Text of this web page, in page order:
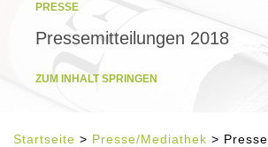
PRESSE
Pressemitteilungen 2018
ZUM INHALT SPRINGEN
Startseite > Presse/Mediathek > Presse